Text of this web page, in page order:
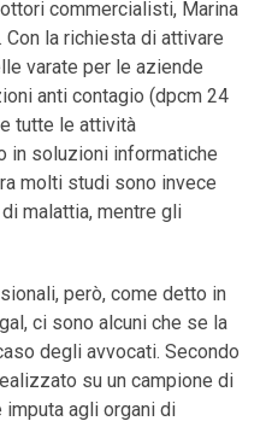
commercialisti, Marina
la richiesta di attivare
varate per le aziende
anti contagio (dpcm 24
tutte le attività
in soluzioni informatiche
molti studi sono invece
malattia, mentre gli
però, come detto in
ci sono alcuni che se la
degli avvocati. Secondo
su un campione di
imputa agli organi di